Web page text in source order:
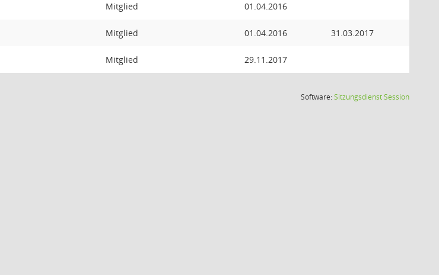
Mitglied 01.04.2016
Mitglied 01.04.2016 31.03.2017
Mitglied 29.11.2017
Software:SitzungsdienstSession(Wird in